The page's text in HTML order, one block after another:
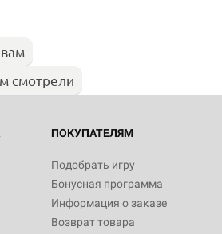
смотрели
ПОКУПАТЕЛЯМ
Подобрать игру
Бонусная программа
Информация о заказе
Возврат товара